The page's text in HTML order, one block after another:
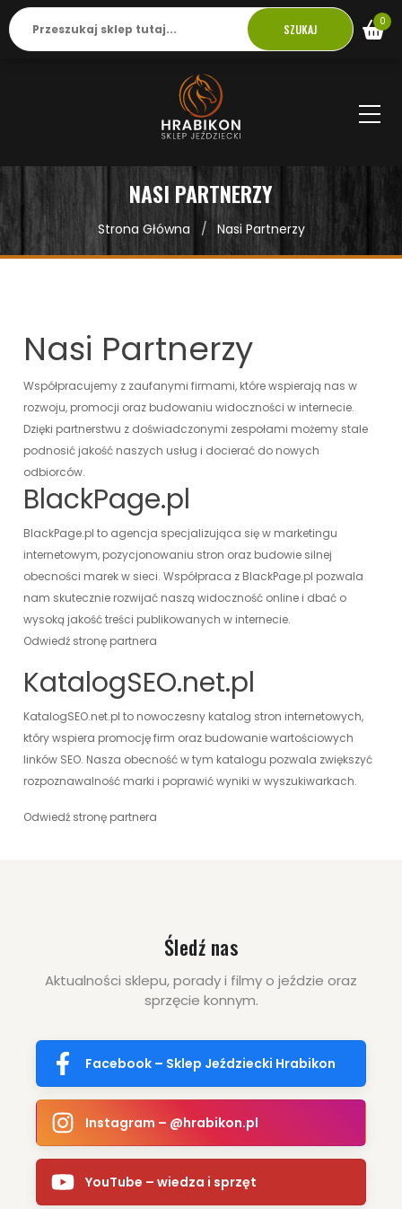
SZUKAJ 0
NASI PARTNERZY
Strona Główna Nasi Partnerzy
Nasi Partnerzy
Współpracujemy z zaufanymi firmami, które wspierają nas w
rozwoju, promocji oraz budowaniu widoczności w internecie.
Dzięki partnerstwu z doświadczonymi zespołami możemy stale
podnosić jakość naszych usług i docierać do nowych
odbiorców.
BlackPage.pl
BlackPage.pl to agencja specjalizująca się w marketingu
internetowym, pozycjonowaniu stron oraz budowie silnej
obecności marek w sieci. Współpraca z BlackPage.pl pozwala
nam skutecznie rozwijać naszą widoczność online i dbać o
wysoką jakość treści publikowanych w internecie.
Odwiedź stronę partnera
KatalogSEO.net.pl
KatalogSEO.net.pl to nowoczesny katalog stron internetowych,
który wspiera promocję firm oraz budowanie wartościowych
linków SEO. Nasza obecność w tym katalogu pozwala zwiększyć
rozpoznawalność marki i poprawić wyniki w wyszukiwarkach.
Odwiedź stronę partnera
Śledź nas
Aktualności sklepu, porady i filmy o jeździe oraz
sprzęcie konnym.
Facebook – Sklep Jeździecki Hrabikon
Instagram – @hrabikon.pl
YouTube – wiedza i sprzęt